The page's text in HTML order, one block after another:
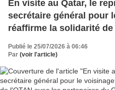
En visite au Qatar, le
secrétaire général pour
réaffirme la solidarité de
Publié le 25/07/2026 à 06:46
Par (voir l'article)